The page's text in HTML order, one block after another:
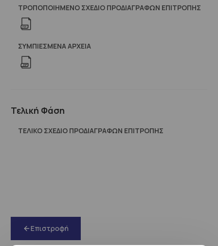
ΤΡΟΠΟΠΟΙΗΜΕΝΟ ΣΧΕΔΙΟ ΠΡΟΔΙΑΓΡΑΦΩΝ ΕΠΙΤΡΟΠΗΣ
ΣΥΜΠΙΕΣΜΈΝΑ ΑΡΧΕΊΑ
Τελική Φάση
ΤΕΛΙΚΟ ΣΧΕΔΙΟ ΠΡΟΔΙΑΓΡΑΦΩΝ ΕΠΙΤΡΟΠΗΣ
Επιστροφή